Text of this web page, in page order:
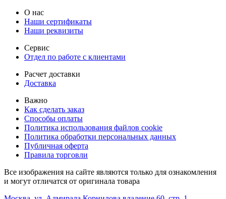
О нас
Наши сертификаты
Наши реквизиты
Сервис
Отдел по работе с клиентами
Расчет доставки
Доставка
Важно
Как сделать заказ
Способы оплаты
Политика использования файлов cookie
Политика обработки персональных данных
Публичная оферта
Правила торговли
Все изображения на сайте являются только для ознакомления
и могут отличатся от оригинала товара